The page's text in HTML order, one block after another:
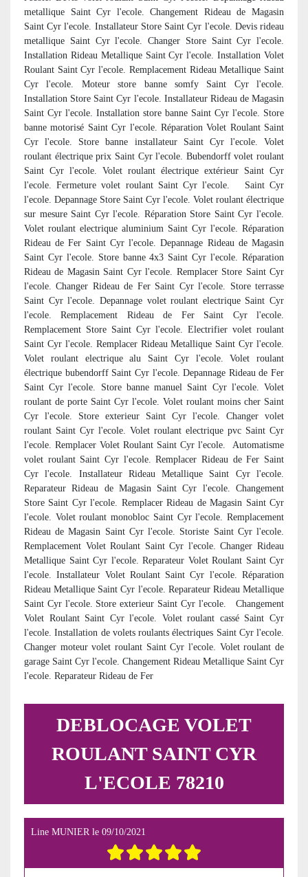
metallique Saint Cyr l'ecole. Changement Rideau de Magasin
Saint Cyr l'ecole. Installateur Store Saint Cyr l'ecole. Devis rideau
metallique Saint Cyr l'ecole. Changer Store Saint Cyr l'ecole.
Installation Rideau Metallique Saint Cyr l'ecole. Installation Volet
Roulant Saint Cyr l'ecole. Remplacement Rideau Metallique Saint
Cyr l'ecole. Moteur store banne somfy Saint Cyr l'ecole.
Installation Store Saint Cyr l'ecole. Installateur Rideau de Magasin
Saint Cyr l'ecole. Installation store banne Saint Cyr l'ecole. Store
banne motorisé Saint Cyr l'ecole. Réparation Volet Roulant Saint
Cyr l'ecole. Store banne installateur Saint Cyr l'ecole. Volet
roulant électrique prix Saint Cyr l'ecole. Bubendorff volet roulant
Saint Cyr l'ecole. Volet roulant électrique extérieur Saint Cyr
l'ecole. Fermeture volet roulant Saint Cyr l'ecole. Saint Cyr
l'ecole. Depannage Store Saint Cyr l'ecole. Volet roulant électrique
sur mesure Saint Cyr l'ecole. Réparation Store Saint Cyr l'ecole.
Volet roulant electrique aluminium Saint Cyr l'ecole. Réparation
Rideau de Fer Saint Cyr l'ecole. Depannage Rideau de Magasin
Saint Cyr l'ecole. Store banne 4x3 Saint Cyr l'ecole. Réparation
Rideau de Magasin Saint Cyr l'ecole. Remplacer Store Saint Cyr
l'ecole. Changer Rideau de Fer Saint Cyr l'ecole. Store terrasse
Saint Cyr l'ecole. Depannage volet roulant electrique Saint Cyr
l'ecole. Remplacement Rideau de Fer Saint Cyr l'ecole.
Remplacement Store Saint Cyr l'ecole. Electrifier volet roulant
Saint Cyr l'ecole. Remplacer Rideau Metallique Saint Cyr l'ecole.
Volet roulant electrique alu Saint Cyr l'ecole. Volet roulant
électrique bubendorff Saint Cyr l'ecole. Depannage Rideau de Fer
Saint Cyr l'ecole. Store banne manuel Saint Cyr l'ecole. Volet
roulant de porte Saint Cyr l'ecole. Volet roulant moins cher Saint
Cyr l'ecole. Store exterieur Saint Cyr l'ecole. Changer volet
roulant Saint Cyr l'ecole. Volet roulant electrique pvc Saint Cyr
l'ecole. Remplacer Volet Roulant Saint Cyr l'ecole. Automatisme
volet roulant Saint Cyr l'ecole. Remplacer Rideau de Fer Saint
Cyr l'ecole. Installateur Rideau Metallique Saint Cyr l'ecole.
Reparateur Rideau de Magasin Saint Cyr l'ecole. Changement
Store Saint Cyr l'ecole. Remplacer Rideau de Magasin Saint Cyr
l'ecole. Volet roulant monobloc Saint Cyr l'ecole. Remplacement
Rideau de Magasin Saint Cyr l'ecole. Storiste Saint Cyr l'ecole.
Remplacement Volet Roulant Saint Cyr l'ecole. Changer Rideau
Metallique Saint Cyr l'ecole. Reparateur Volet Roulant Saint Cyr
l'ecole. Installateur Volet Roulant Saint Cyr l'ecole. Réparation
Rideau Metallique Saint Cyr l'ecole. Reparateur Rideau Metallique
Saint Cyr l'ecole. Store exterieur Saint Cyr l'ecole. Changement
Volet Roulant Saint Cyr l'ecole. Volet roulant cassé Saint Cyr
l'ecole. Installation de volets roulants électriques Saint Cyr l'ecole.
Changer moteur volet roulant Saint Cyr l'ecole. Volet roulant de
garage Saint Cyr l'ecole. Changement Rideau Metallique Saint Cyr
l'ecole. Reparateur Rideau de Fer
DEBLOCAGE VOLET
ROULANT SAINT CYR
L'ECOLE 78210
Line MUNIER le 09/10/2021